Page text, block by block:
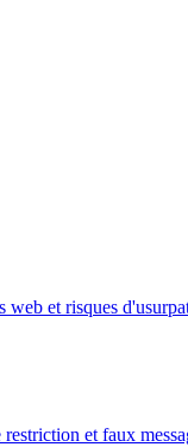
web et risques
et faux